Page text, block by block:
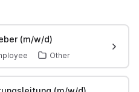
(m/w/d)
Other